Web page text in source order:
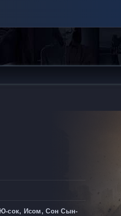
сок, Исом, Сон Сын-